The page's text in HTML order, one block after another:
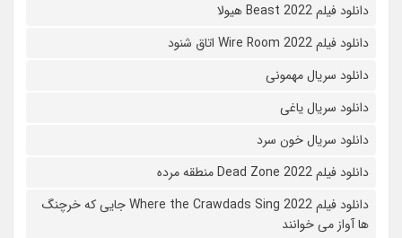
دانلود فیلم Beast 2022 هیولا
دانلود فیلم Wire Room 2022 اتاق شنود
دانلود سریال مهمونی
دانلود سریال یاغی
دانلود سریال خون سرد
دانلود فیلم 2022 Dead Zone منطقه مرده
دانلود فیلم Where the Crawdads Sing 2022 جایی که خرچنگ
ها آواز می خوانند